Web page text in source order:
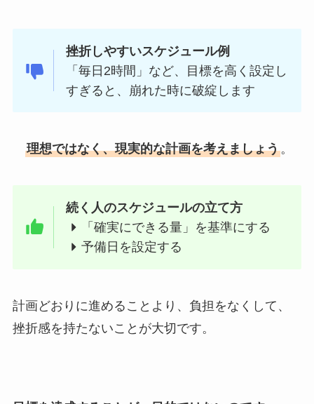
挫折しやすいスケジュール例
「毎日2時間」など、目標を高く設定し
すぎると、崩れた時に破綻します
理想ではなく、現実的な計画を考えましょう。
続く人のスケジュールの立て方
「確実にできる量」を基準にする
予備日を設定する
計画どおりに進めることより、負担をなくして、
挫折感を持たないことが大切です。